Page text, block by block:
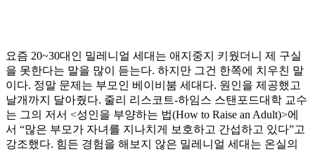
요즘 20~30대인 밀레니얼 세대는 애지중지 키웠더니 제 구실
을 못한다는 말을 많이 듣는다. 하지만 그건 한쪽에 치우친 말
이다. 정말 문제는 부모인 베이비붐 세대다. 원인을 제공했고
날개까지 달아줬다. 줄리 리스코트-하임스 스탠포드대학 교수
는 그의 저서 <성인을 부양하는 법(How to Raise an Adult)>에
서 “많은 부모가 자녀를 지나치게 보호하고 간섭하고 있다”고
강조했다. 힘든 경험을 해보지 않은 밀레니얼 세대는 온실의